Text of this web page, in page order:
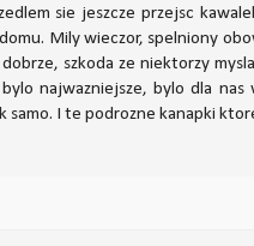
sie jeszcze przejsc
Mily wieczor, spelniony
szkoda ze niektorzy
najwazniejsze, bylo dla
samo. I te podrozne kanapki